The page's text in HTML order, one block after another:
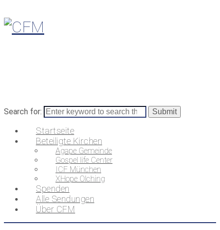
Search for:
Startseite
Beteiligte Kirchen
Agape Gemeinde
Gospel life Center
ICF München
XHope Olching
Spenden
Alle Sendungen
Über CFM